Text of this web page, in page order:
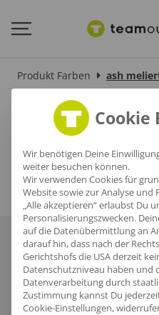
Produkt Farben ash
ash meliert
Über unsHäufige
Datenschutz
Cookie
Wir benötigen Deine
weiter besuchen können.
Wir verwenden Cookies für
Website sowie zur Analyse und
„Alle akzeptieren“ erlaubst Du
Personalisierungszwecken.
auf die Datenübermittlung an
darauf hin, dass nach der
Gerichtshofs die USA derzeit
Datenschutzniveau haben und
Datenverarbeitung durch
Zustimmung kannst Du
Cookie-Einstellungen,